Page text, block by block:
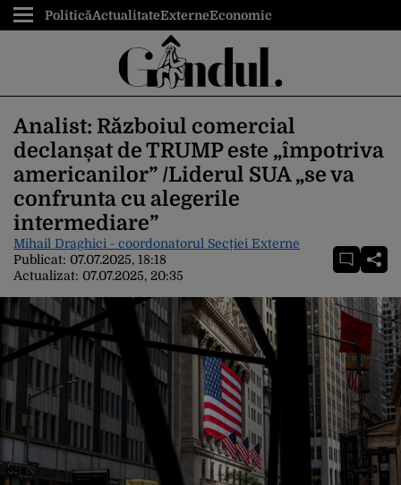
PoliticăActualitateExterneEconomic
Analist: Războiul comercial
declanșat de TRUMP este „împotriva
americanilor” /Liderul SUA „se va
confrunta cu alegerile
intermediare”
Mihail Draghici - coordonatorul Secției Externe
Publicat: 07.07.2025, 18:18
Actualizat: 07.07.2025, 20:35